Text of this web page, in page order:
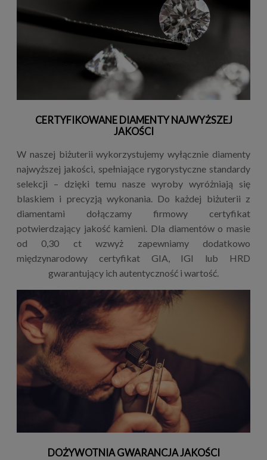
CERTYFIKOWANE DIAMENTY NAJWYŻSZEJ
JAKOŚCI
W naszej biżuterii wykorzystujemy wyłącznie diamenty
najwyższej jakości, spełniające rygorystyczne standardy
selekcji – dzięki temu nasze wyroby wyróżniają się
blaskiem i precyzją wykonania. Do każdej biżuterii z
diamentami dołączamy firmowy certyfikat
potwierdzający jakość kamieni. Dla diamentów o masie
od 0,30 ct wzwyż zapewniamy dodatkowo
międzynarodowy certyfikat GIA, IGI lub HRD
gwarantujący ich autentyczność i wartość.
DOŻYWOTNIA GWARANCJA JAKOŚCI